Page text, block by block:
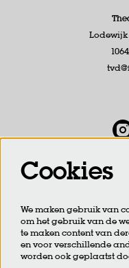
Lodewijk
Meld je
Cookies
We maken gebruik van
om het gebruik van de
te maken content van
en voor verschillende
worden ook geplaatst